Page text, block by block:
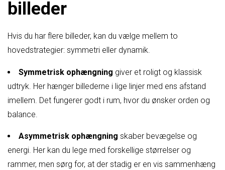
billeder
Hvis du har flere billeder, kan du vælge mellem to
hovedstrategier: symmetri eller dynamik.
Symmetrisk ophængning giver et roligt og klassisk
udtryk. Her hænger billederne i lige linjer med ens afstand
imellem. Det fungerer godt i rum, hvor du ønsker orden og
balance.
Asymmetrisk ophængning skaber bevægelse og
energi. Her kan du lege med forskellige størrelser og
rammer, men sørg for, at der stadig er en vis sammenhæng